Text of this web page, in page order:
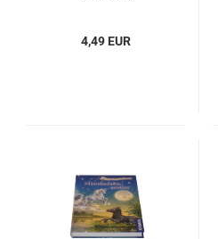
4,49 EUR